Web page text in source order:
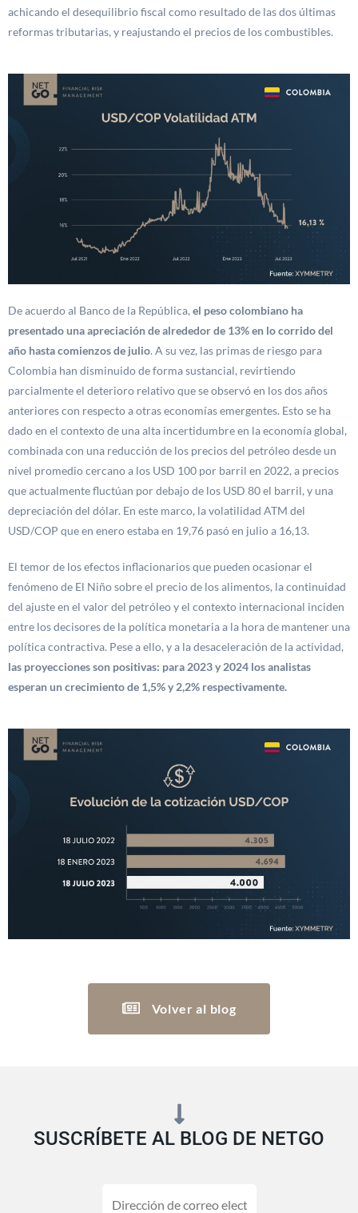
achicando el desequilibrio fiscal como resultado de las dos últimas
reformas tributarias, y reajustando el precios de los combustibles.
De acuerdo al Banco de la República, el peso colombiano ha
presentado una apreciación de alrededor de 13% en lo corrido del
año hasta comienzos de julio. A su vez, las primas de riesgo para
Colombia han disminuido de forma sustancial, revirtiendo
parcialmente el deterioro relativo que se observó en los dos años
anteriores con respecto a otras economías emergentes. Esto se ha
dado en el contexto de una alta incertidumbre en la economía global,
combinada con una reducción de los precios del petróleo desde un
nivel promedio cercano a los USD 100 por barril en 2022, a precios
que actualmente fluctúan por debajo de los USD 80 el barril, y una
depreciación del dólar. En este marco, la volatilidad ATM del
USD/COP que en enero estaba en 19,76 pasó en julio a 16,13.
El temor de los efectos inflacionarios que pueden ocasionar el
fenómeno de El Niño sobre el precio de los alimentos, la continuidad
del ajuste en el valor del petróleo y el contexto internacional inciden
entre los decisores de la política monetaria a la hora de mantener una
política contractiva. Pese a ello, y a la desaceleración de la actividad,
las proyecciones son positivas: para 2023 y 2024 los analistas
esperan un crecimiento de 1,5% y 2,2% respectivamente.
Volver al blog
SUSCRÍBETE AL BLOG DE NETGO